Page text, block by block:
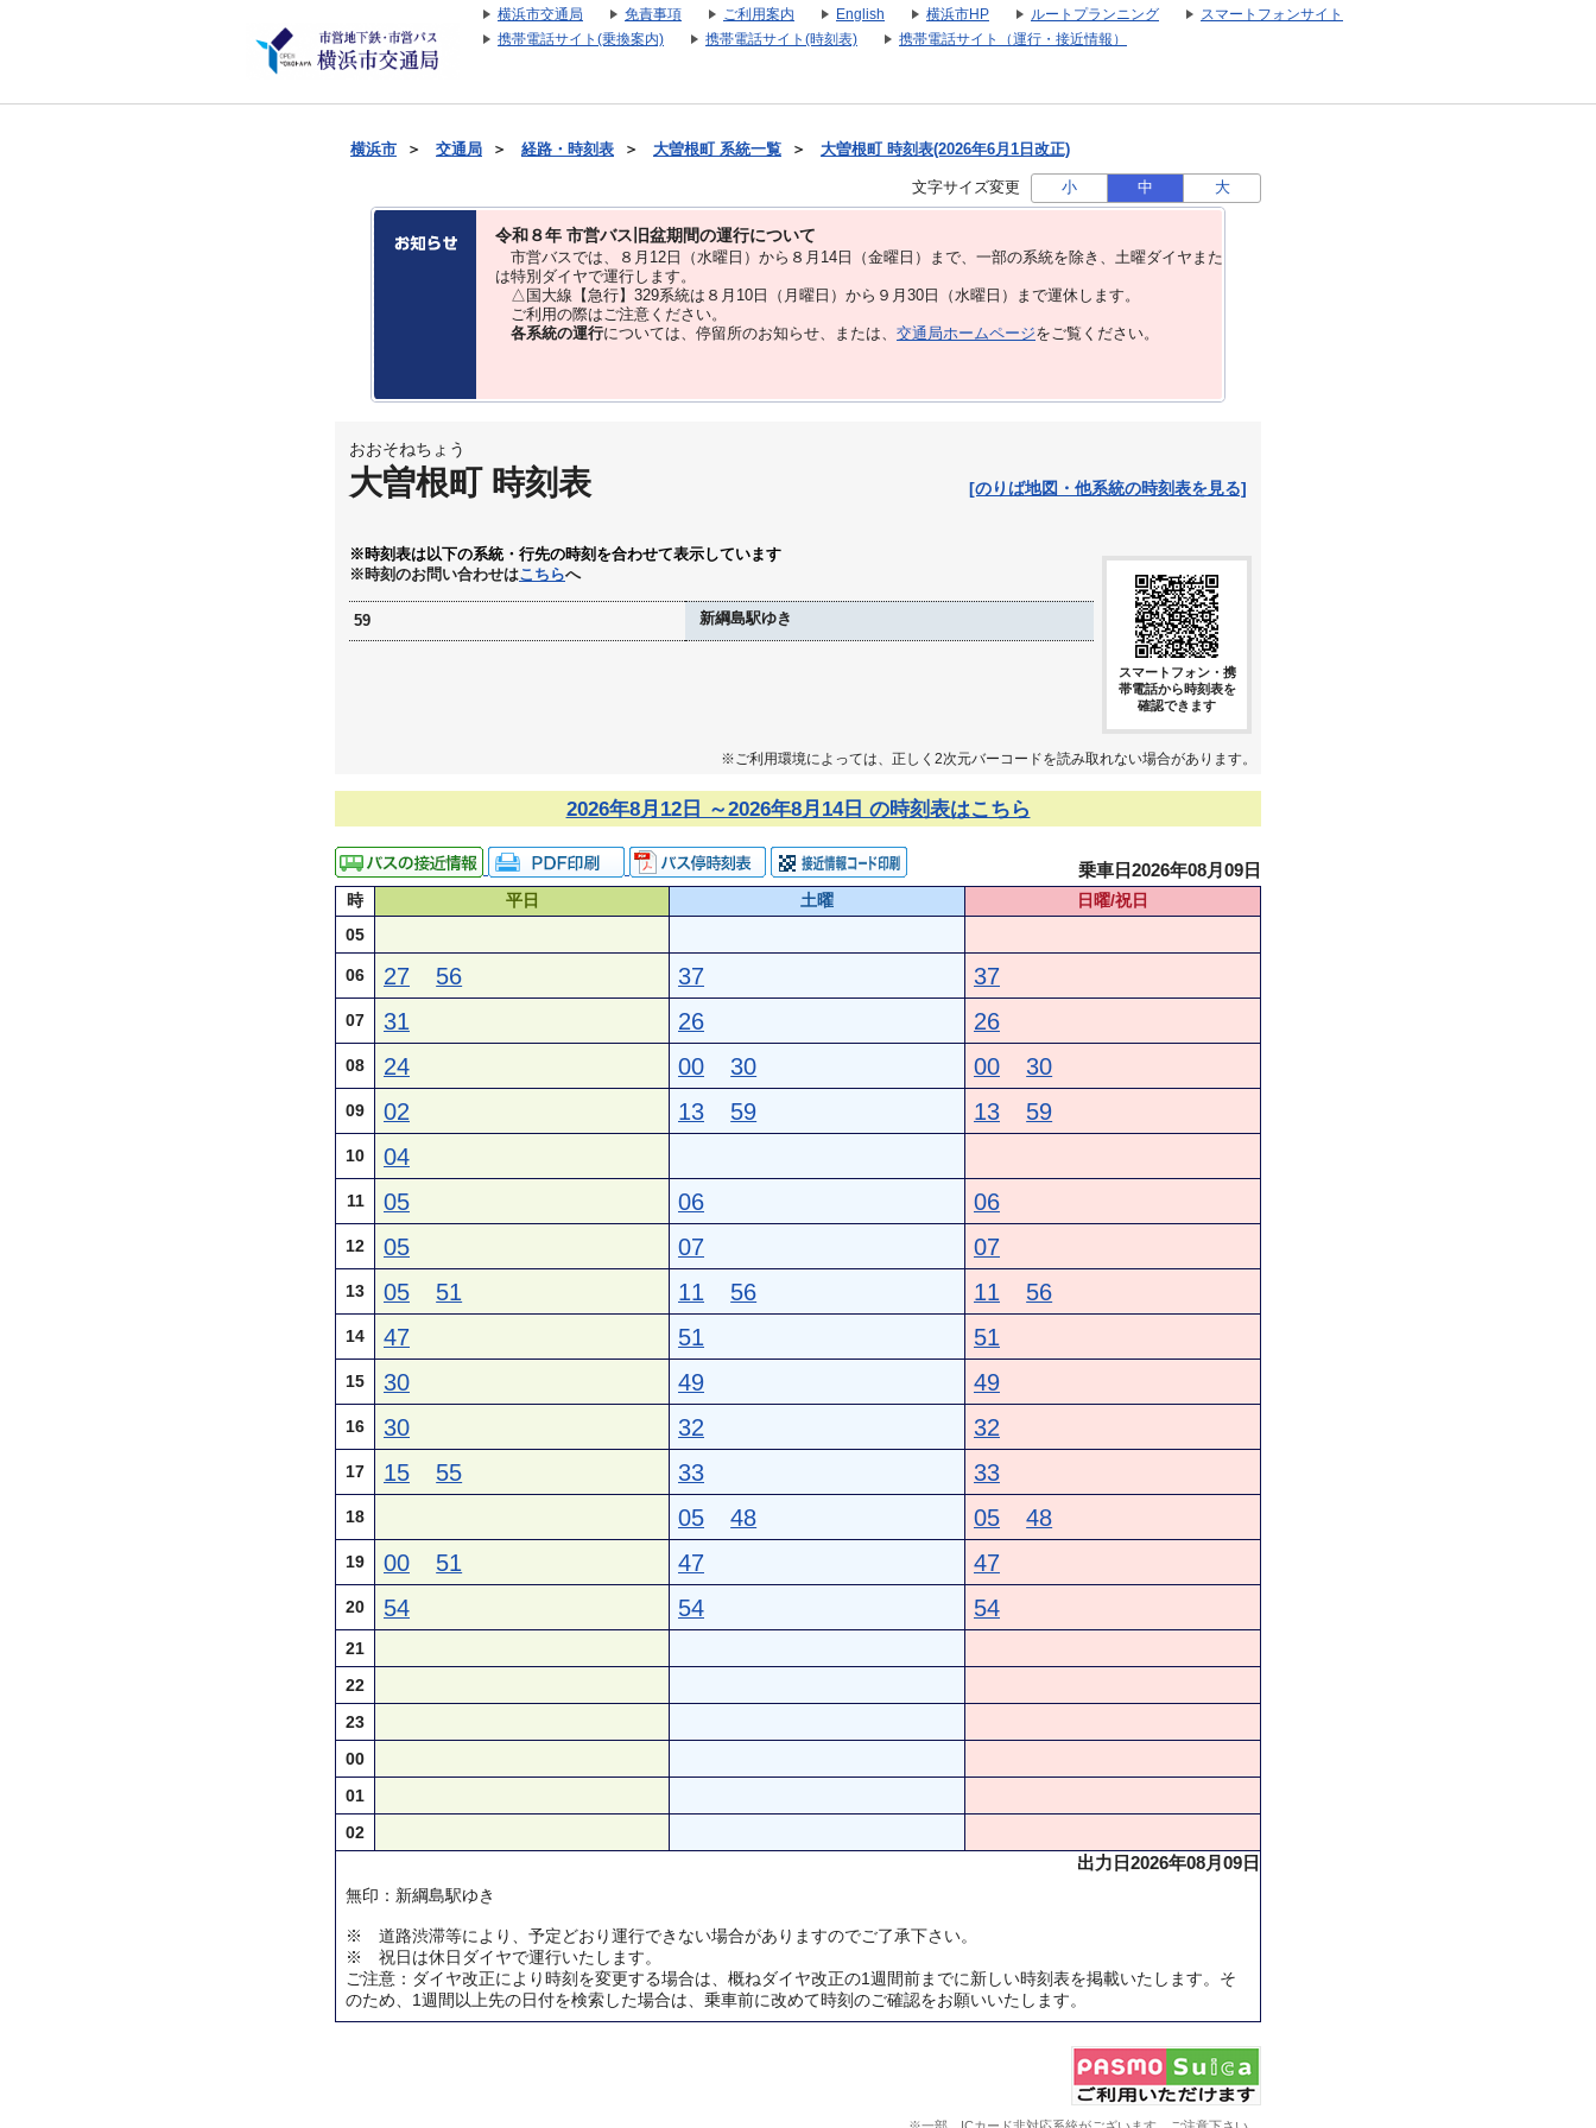
横浜市交通局 免責事項 ご利用案内 English 横浜市HP ルートプランニング
スマートフォンサイト
携帯電話サイト(乗換案内)
携帯電話サイト(時刻表) 携帯電話サイト（運行・接近情報）
横浜市 ＞ 交通局 ＞ 経路・時刻表 ＞ 大曽根町 系統一覧 ＞ 大曽根町 時刻表(2026年6月1日改正)
文字サイズ変更 小 中 大
令和８年 市営バス旧盆期間の運行について
市営バスでは、８⽉12⽇（水曜日）から８⽉14⽇（金曜日）まで、⼀部の系統を除き、⼟曜ダイヤまた
は特別ダイヤで運⾏します。
△国大線【急行】329系統は８月10日（月曜日）から９月30日（水曜日）まで運休します。
ご利用の際はご注意ください。
各系統の運行については、停留所のお知らせ、または、 交通局ホームページをご覧ください。
おおそねちょう
大曽根町 時刻表 [のりば地図・他系統の時刻表を見る]
※時刻表は以下の系統・行先の時刻を合わせて表示しています
※時刻のお問い合わせはこちらへ
59 新綱島駅ゆき
スマートフォン・携
帯電話から時刻表を
確認できます
※ご利用環境によっては、正しく2次元バーコードを読み取れない場合があります。
2026年8月12日 ～2026年8月14日 の時刻表はこちら
乗車日2026年08月09日
時 平日 土曜
日曜/祝日
05
06 27 56 37 37
07 31 26 26
08 24 00 30 00 30
09 02 13 59 13 59
10 04
11 05 06 06
12 05 07 07
13 05 51 11 56 11 56
14 47 51 51
15 30 49 49
16 30 32 32
17 15 55 33 33
18 05 48 05 48
19 00 51 47 47
20 54 54 54
21
22
23
00
01
02
出力日2026年08月09日
無印：新綱島駅ゆき
※ 道路渋滞等により、予定どおり運行できない場合がありますのでご了承下さい。
※ 祝日は休日ダイヤで運行いたします。
ご注意：ダイヤ改正により時刻を変更する場合は、概ねダイヤ改正の1週間前までに新しい時刻表を掲載いたします。そ
のため、1週間以上先の日付を検索した場合は、乗車前に改めて時刻のご確認をお願いいたします。